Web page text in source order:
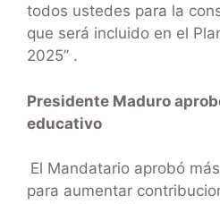
todos ustedes para la
que será incluido en el
2025” .
Presidente Maduro
educativo
El Mandatario aprobó
para aumentar